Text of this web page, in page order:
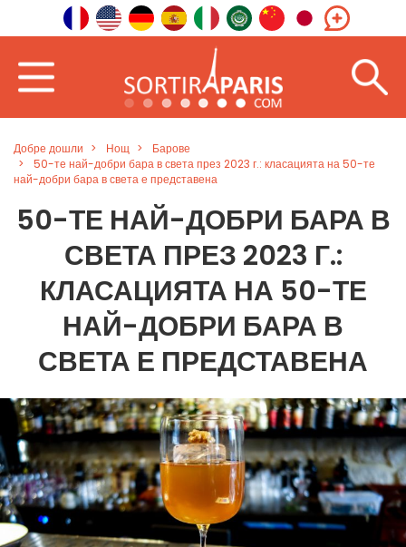
Добре дошли Нощ
Барове
50-те най-добри бара в света през 2023 г.: класацията на 50-те
най-добри бара в света е представена
50-ТЕ НАЙ-ДОБРИ БАРА В
СВЕТА ПРЕЗ 2023 Г.:
КЛАСАЦИЯТА НА 50-ТЕ
НАЙ-ДОБРИ БАРА В
СВЕТА Е ПРЕДСТАВЕНА